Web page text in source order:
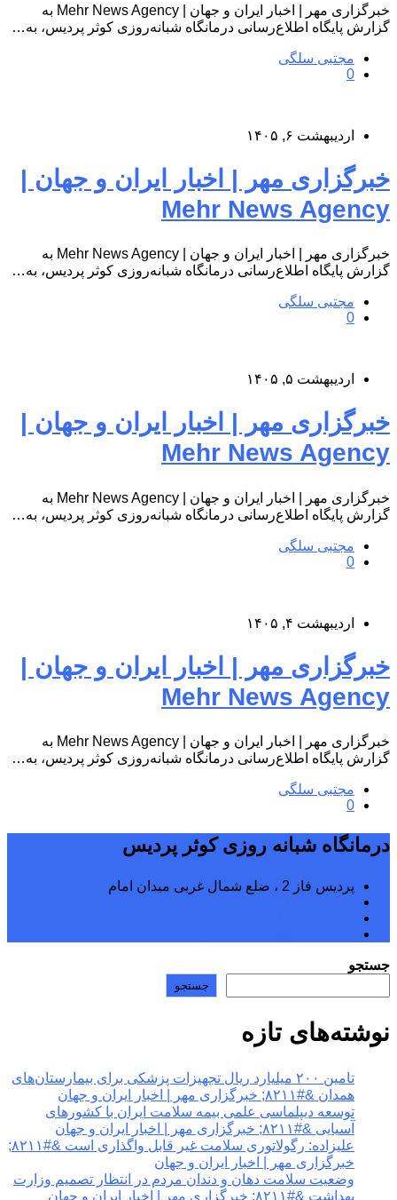
خبرگزاری مهر | اخبار ایران و جهان | Mehr News Agency به
گزارش پایگاه اطلاع‌رسانی درمانگاه شبانه‌روزی کوثر پردیس، به…
مجتبی سلگی
0
اردیبهشت ۶, ۱۴۰۵
خبرگزاری مهر | اخبار ایران و جهان |
Mehr News Agency
خبرگزاری مهر | اخبار ایران و جهان | Mehr News Agency به
گزارش پایگاه اطلاع‌رسانی درمانگاه شبانه‌روزی کوثر پردیس، به…
مجتبی سلگی
0
اردیبهشت ۵, ۱۴۰۵
خبرگزاری مهر | اخبار ایران و جهان |
Mehr News Agency
خبرگزاری مهر | اخبار ایران و جهان | Mehr News Agency به
گزارش پایگاه اطلاع‌رسانی درمانگاه شبانه‌روزی کوثر پردیس، به…
مجتبی سلگی
0
اردیبهشت ۴, ۱۴۰۵
خبرگزاری مهر | اخبار ایران و جهان |
Mehr News Agency
خبرگزاری مهر | اخبار ایران و جهان | Mehr News Agency به
گزارش پایگاه اطلاع‌رسانی درمانگاه شبانه‌روزی کوثر پردیس، به…
مجتبی سلگی
0
درمانگاه شبانه روزی کوثر پردیس
پردیس فاز 2 ، ضلع شمال غربی میدان امام
جستجو
جستجو
نوشته‌های تازه
تامین ۲۰۰ میلیارد ریال تجهیزات پزشکی برای بیمارستان‌های
همدان &#۸۲۱۱; خبرگزاری مهر | اخبار ایران و جهان
توسعه دیپلماسی علمی بیمه سلامت ایران با کشورهای
آسیایی &#۸۲۱۱; خبرگزاری مهر | اخبار ایران و جهان
علیزاده: رگولاتوری سلامت غیر قابل واگذاری است &#۸۲۱۱;
خبرگزاری مهر | اخبار ایران و جهان
وضعیت سلامت دهان و دندان مردم در انتظار تصمیم وزارت
بهداشت &#۸۲۱۱; خبرگزاری مهر | اخبار ایران و جهان